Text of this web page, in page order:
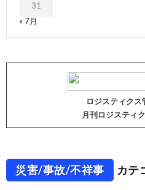
31
« 7月
ロジスティクス
月刊ロジスティ
災害/事故/不祥事 カテ